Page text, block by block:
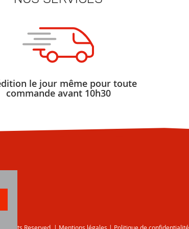
le jour même pour toute
commande avant 10h30